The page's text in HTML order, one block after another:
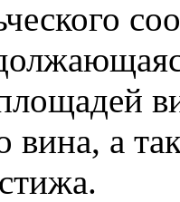
вина, а